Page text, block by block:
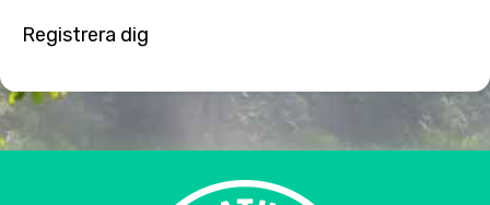
Registrera dig